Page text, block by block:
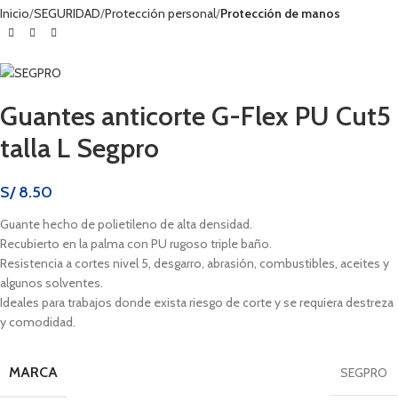
Inicio SEGURIDAD Protección personal Protección de manos
Guantes anticorte G-Flex PU Cut5
talla L Segpro
S/8.50
Guante hecho de polietileno de alta densidad.
Recubierto en la palma con PU rugoso triple baño.
Resistencia a cortes nivel 5, desgarro, abrasión, combustibles, aceites y
algunos solventes.
Ideales para trabajos donde exista riesgo de corte y se requiera destreza
y comodidad.
MARCA SEGPRO